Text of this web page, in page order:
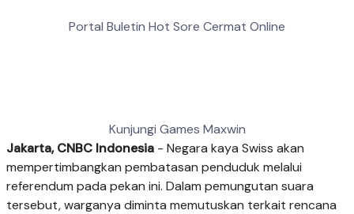
Portal Buletin Hot Sore Cermat Online
Kunjungi Games Maxwin
Jakarta, CNBC Indonesia - Negara kaya Swiss akan
mempertimbangkan pembatasan penduduk melalui
referendum pada pekan ini. Dalam pemungutan suara
tersebut, warganya diminta memutuskan terkait rencana